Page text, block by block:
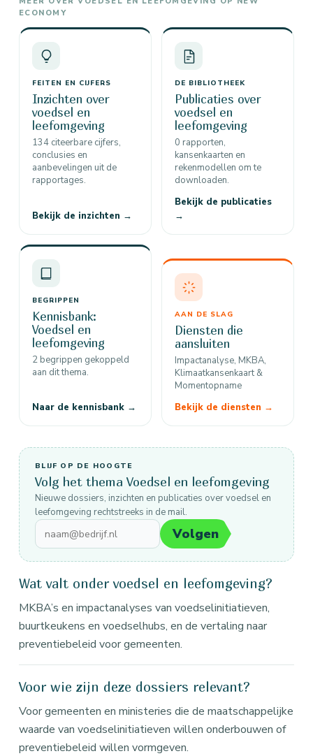
ECONOMY
FEITEN EN CIJFERS
Inzichten over
voedsel en
leefomgeving
134 citeerbare cijfers,
conclusies en
aanbevelingen uit de
rapportages.
Bekijk de inzichten →
DE BIBLIOTHEEK
Publicaties over
voedsel en
leefomgeving
0 rapporten,
kansenkaarten en
rekenmodellen om te
downloaden.
Bekijk de publicaties
→
BEGRIPPEN
Kennisbank:
Voedsel en
leefomgeving
2 begrippen gekoppeld
aan dit thema.
Naar de kennisbank →
AAN DE SLAG
Diensten die
aansluiten
Impactanalyse, MKBA,
Klimaatkansenkaart &
Momentopname
Bekijk de diensten →
BLIJF OP DE HOOGTE
Volg het thema Voedsel en leefomgeving
Nieuwe dossiers, inzichten en publicaties over voedsel en
leefomgeving rechtstreeks in de mail.
Volgen
Wat valt onder voedsel en leefomgeving?
MKBA’s en impactanalyses van voedselinitiatieven,
buurtkeukens en voedselhubs, en de vertaling naar
preventiebeleid voor gemeenten.
Voor wie zijn deze dossiers relevant?
Voor gemeenten en ministeries die de maatschappelijke
waarde van voedselinitiatieven willen onderbouwen of
preventiebeleid willen vormgeven.